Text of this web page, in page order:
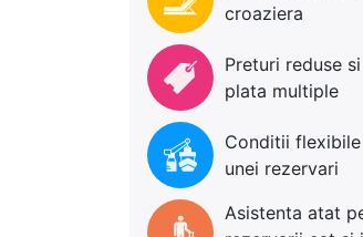
croaziera
Preturi reduse
plata multiple
Conditii
unei rezervari
Asistenta atat